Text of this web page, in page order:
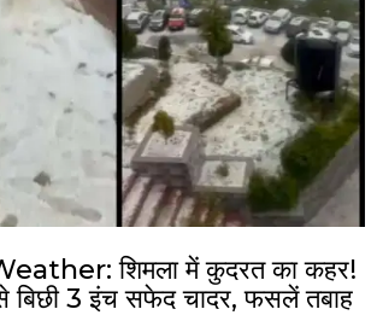
शिमला में कुदरत का कहर!
बिछी 3 इंच सफेद चादर, फसलें तबाह